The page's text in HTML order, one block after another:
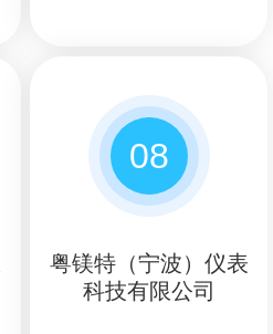
08
粤镁特（宁波）仪表
科技有限公司